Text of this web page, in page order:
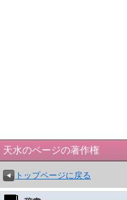
天水のページの著作権
トップページに戻る